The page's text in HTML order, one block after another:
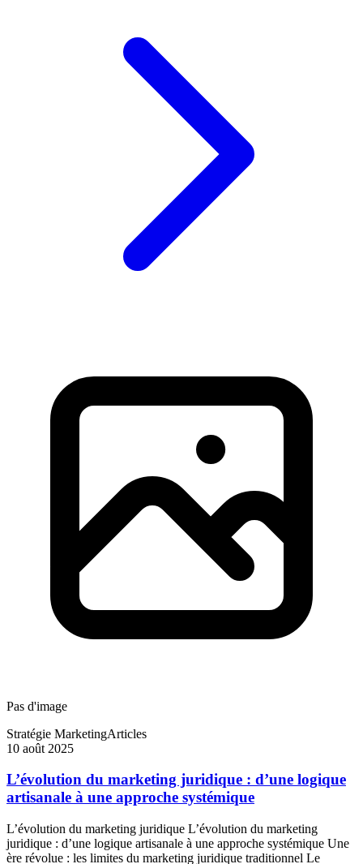
Pas d'image
Stratégie MarketingArticles
10 août 2025
L’évolution du marketing juridique : d’une logique
artisanale à une approche systémique
L’évolution du marketing juridique L’évolution du marketing
juridique : d’une logique artisanale à une approche systémique Une
ère révolue : les limites du marketing juridique traditionnel Le